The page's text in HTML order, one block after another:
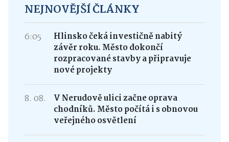
NEJNOVĚJŠÍ ČLÁNKY
6:05
Hlinsko čeká investičně nabitý
závěr roku. Město dokončí
rozpracované stavby a připravuje
nové projekty
8. 08.
V Nerudově ulici začne oprava
chodníků. Město počítá i s obnovou
veřejného osvětlení